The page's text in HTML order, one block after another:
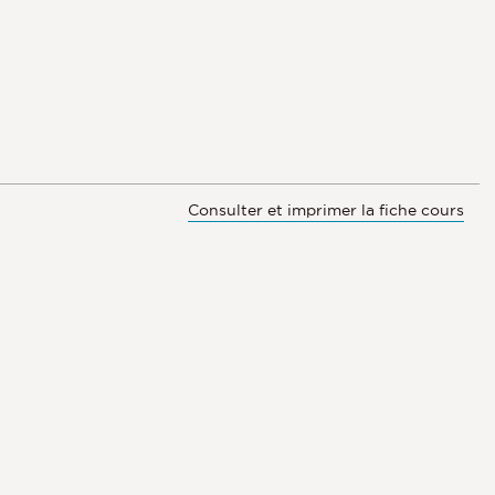
Consulter et imprimer la fiche cours